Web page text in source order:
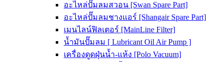
อะไหล่ปั๊มลมสวอน [Swan Spare Part]
อะไหล่ปั๊มลมชางแอร์ [Shangair Spare Part]
เมนไลน์ฟิลเตอร์ [MainLine Filter]
น้ำมันปั๊มลม [ Lubricant Oil Air Pump ]
เครื่องดูดฝุ่นน้ำ-แห้ง [Polo Vacuum]